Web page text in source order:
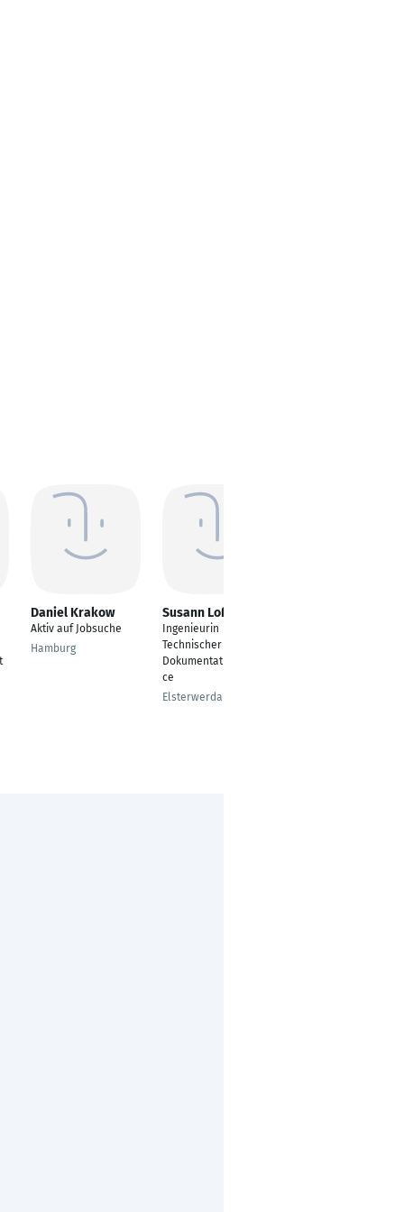
Daniel Krakow
Aktiv auf Jobsuche
Hamburg
Susann Loßmann
Ingenieurin
Technischer
Dokumentationsservi
ce
Elsterwerda